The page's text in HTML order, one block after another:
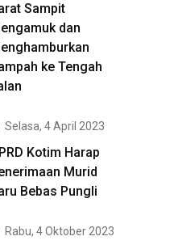
Sampit
dan
ke Tengah
Selasa, 4 April 2023
Kotim Harap
Murid
Bebas Pungli
Rabu, 4 Oktober 2023